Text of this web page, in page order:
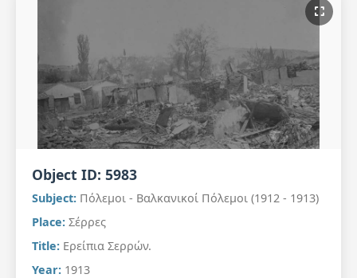
Object ID: 5983
Subject: Πόλεμοι - Βαλκανικοί Πόλεμοι (1912 - 1913)
Place: Σέρρες
Title: Ερείπια Σερρών.
Year: 1913